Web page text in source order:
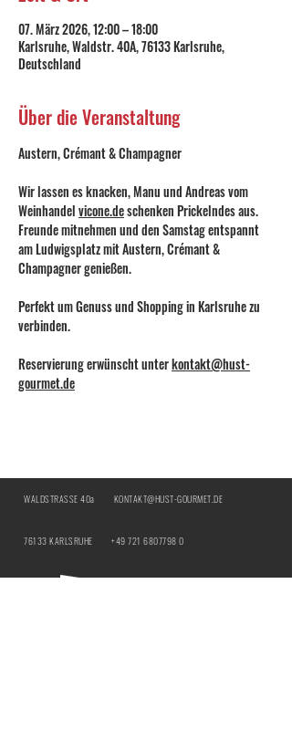
07. März 2026, 12:00 – 18:00
Karlsruhe, Waldstr. 40A, 76133 Karlsruhe,
Deutschland
Über die Veranstaltung
Austern, Crémant & Champagner
Wir lassen es knacken, Manu und Andreas vom
Weinhandel vicone.de schenken Prickelndes aus.
Freunde mitnehmen und den Samstag entspannt
am Ludwigsplatz mit Austern, Crémant &
Champagner genießen.
Perfekt um Genuss und Shopping in Karlsruhe zu
verbinden.
Reservierung erwünscht unter kontakt@hust-
gourmet.de
WALDSTRASSE 40a KONTAKT@HUST-GOURMET.DE
76133 KARLSRUHE +49 721 6807798 0